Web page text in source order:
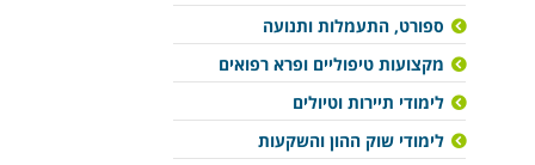
ספורט, התעמלות ותנועה
מקצועות טיפוליים ופרא רפואים
לימודי תיירות וטיולים
לימודי שוק ההון והשקעות